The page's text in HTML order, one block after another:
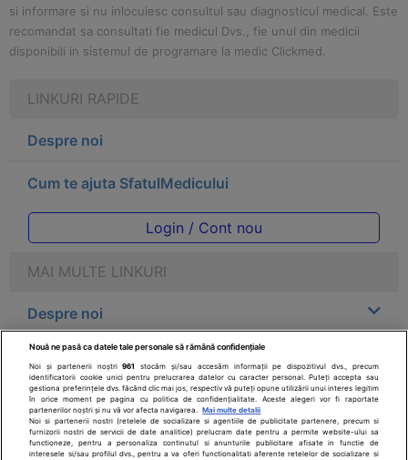
si informare si nu inlocuiesc consultul sau diagnosticul medical. Este
recomandat sa consultati fie medicul Dvs., fie unul din medicii
disponibili in sistemul de programare la medic Clickmed.
LINKURI RAPIDE
Despre noi
Cum te ajuta SfatulMedicului
Login / Cont nou
MAI MULTE LINKURI
Despre noi
Legal
Drepturile consumatorului
Parteneri
Nouă ne pasă ca datele tale personale să rămână confidențiale
Noi și partenerii noștri961
stocăm și/sau accesăm informații pe dispozitivul dvs., precum
identificatorii cookie unici pentru prelucrarea datelor cu caracter personal. Puteți accepta sau
gestiona preferințele dvs. făcând clic mai jos, respectiv vă puteți opune utilizării unui interes legitim
în orice moment pe pagina cu politica de confidențialitate. Aceste alegeri vor fi raportate
partenerilor noștri și nu vă vor afecta navigarea.
Mai multe detalii
Noi si partenerii nostri (retelele de socializare si agentiile de publicitate partenere, precum si
furnizorii nostri de servicii de date analitice) prelucram date pentru a permite website-ului sa
functioneze, pentru a personaliza continutul si anunturile publicitare afisate in functie de
interesele si/sau profilul dvs., pentru a va oferi functionalitati aferente retelelor de socializare si